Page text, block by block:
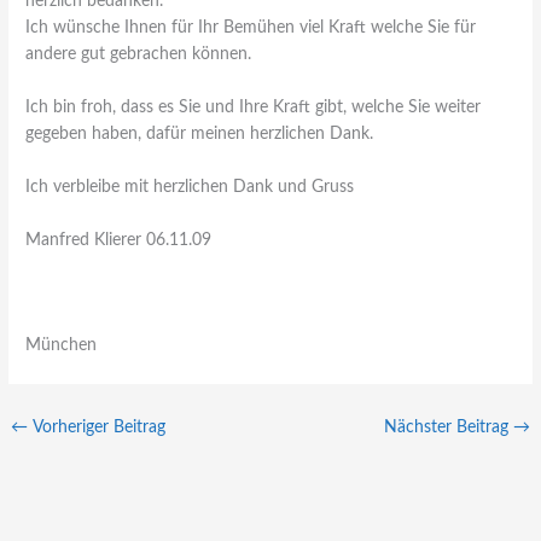
Ich wünsche Ihnen für Ihr Bemühen viel Kraft welche Sie für
andere gut gebrachen können.
Ich bin froh, dass es Sie und Ihre Kraft gibt, welche Sie weiter
gegeben haben, dafür meinen herzlichen Dank.
Ich verbleibe mit herzlichen Dank und Gruss
Manfred Klierer 06.11.09
München
← Vorheriger Beitrag Nächster Beitrag →